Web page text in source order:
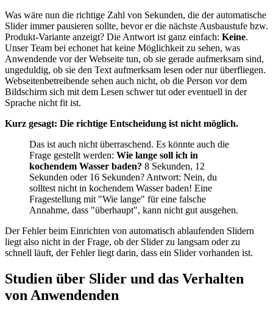
Was wäre nun die richtige Zahl von Sekunden, die der automatische
Slider immer pausieren sollte, bevor er die nächste Ausbaustufe bzw.
Produkt-Variante anzeigt? Die Antwort ist ganz einfach: Keine.
Unser Team bei echonet hat keine Möglichkeit zu sehen, was
Anwendende vor der Webseite tun, ob sie gerade aufmerksam sind,
ungeduldig, ob sie den Text aufmerksam lesen oder nur überfliegen.
Webseitenbetreibende sehen auch nicht, ob die Person vor dem
Bildschirm sich mit dem Lesen schwer tut oder eventuell in der
Sprache nicht fit ist.
Kurz gesagt: Die richtige Entscheidung ist nicht möglich.
Das ist auch nicht überraschend. Es könnte auch die
Frage gestellt werden: Wie lange soll ich in
kochendem Wasser baden? 8 Sekunden, 12
Sekunden oder 16 Sekunden? Antwort: Nein, du
solltest nicht in kochendem Wasser baden! Eine
Fragestellung mit "Wie lange" für eine falsche
Annahme, dass "überhaupt", kann nicht gut ausgehen.
Der Fehler beim Einrichten von automatisch ablaufenden Slidern
liegt also nicht in der Frage, ob der Slider zu langsam oder zu
schnell läuft, der Fehler liegt darin, dass ein Slider vorhanden ist.
Studien über Slider und das Verhalten
von Anwendenden